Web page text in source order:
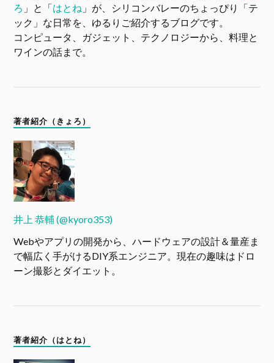
ろ 」と「はとね 」が、シリコンバレーのちょっぴり「テ
ック」な日常を、ゆるりご紹介するブログです。
コンピュータ、ガジェット、テクノロジーから、料理と
ワインの話まで。
著者紹介（きょろ）
井上 恭輔 (@kyoro353)
Webやアプリの開発から、ハードウェアの設計＆量産ま
で幅広く手がけるDIY系エンジニア。現在の趣味はドロ
ーン撮影とダイエット。
著者紹介（はとね）